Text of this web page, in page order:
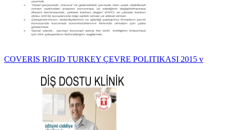
COVERIS RIGID TURKEY ÇEVRE POLITIKASI 2015 v